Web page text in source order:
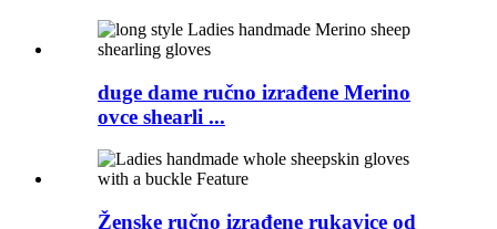
duge dame ručno izrađene Merino
ovce shearli ...
Ženske ručno izrađene rukavice od